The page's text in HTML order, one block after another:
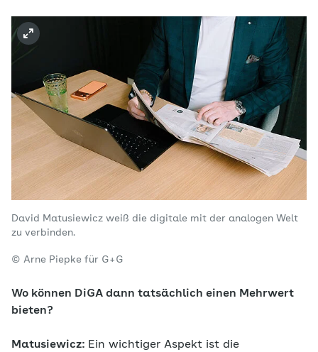
David Matusiewicz weiß die digitale mit der analogen Welt
zu verbinden.
© Arne Piepke für G+G
Wo können DiGA dann tatsächlich einen Mehrwert
bieten?
Matusiewicz: Ein wichtiger Aspekt ist die